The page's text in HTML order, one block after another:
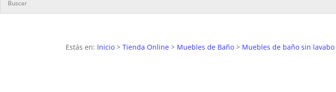
Estás en: Inicio >Tienda Online > Muebles de Baño > Muebles de baño sin lavabo